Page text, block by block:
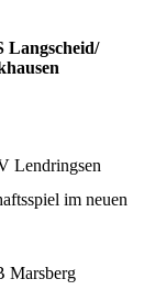
Langscheid/​
Lendringsen
im neuen
Marsberg